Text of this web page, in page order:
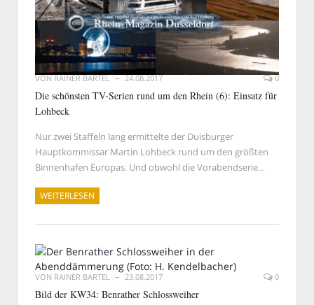
VONRAINER BARTEL 24.08.2017 0
Die schönsten TV-Serien rund um den Rhein (6): Einsatz für
Lohbeck
Nur zwei Staffeln lang ermittelte der Duisburger
Hauptkommissar Martin Lohbeck rund um den größten
Binnenhafen Europas. Und obwohl die Vorabendserie…
WEITERLESEN
VON RAINER BARTEL 23.08.2017 0
Bild der KW34: Benrather Schlossweiher